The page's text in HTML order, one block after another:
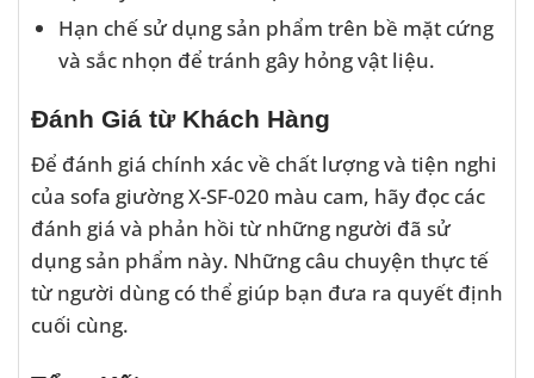
Hạn chế sử dụng sản phẩm trên bề mặt cứng
và sắc nhọn để tránh gây hỏng vật liệu.
Đánh Giá từ Khách Hàng
Để đánh giá chính xác về chất lượng và tiện nghi
của sofa giường X-SF-020 màu cam, hãy đọc các
đánh giá và phản hồi từ những người đã sử
dụng sản phẩm này. Những câu chuyện thực tế
từ người dùng có thể giúp bạn đưa ra quyết định
cuối cùng.